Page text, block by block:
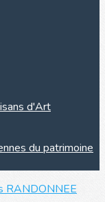
d'Art
du patrimoine
RANDONNEE